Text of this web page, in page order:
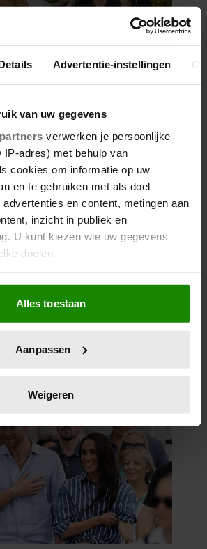
Advertentie-instellingen
van uw gegevens
verwerken je persoonlijke
IP-adres) met behulp van
cookies om informatie op uw
en te gebruiken met als doel
en content, metingen aan
inzicht in publiek en
U kunt kiezen wie uw gegevens
doelen.
we ook graag:
over uw geografische
paar meter nauwkeurig kan zijn
eigenschappen (fingerprinting)
voorkeuren in het
om content en advertenties te
functies voor social media te bieden
te analyseren. Ook delen we
gebruik van onze site met onze
media, adverteren en analyse. Deze
gegevens combineren met andere
Alles toestaan
Aanpassen
Weigeren